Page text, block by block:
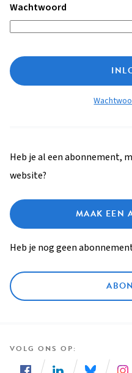
Wachtwoord
Heb je al een abonnement,
website?
MAAK EEN
Heb je nog geen
VOLG ONS OP